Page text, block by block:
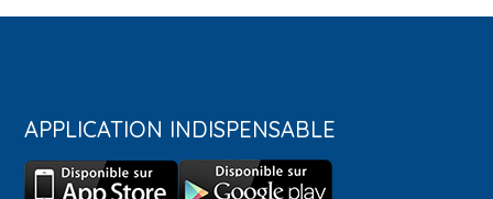
APPLICATION INDISPENSABLE